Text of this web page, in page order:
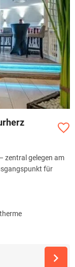
zentral gelegen am
für